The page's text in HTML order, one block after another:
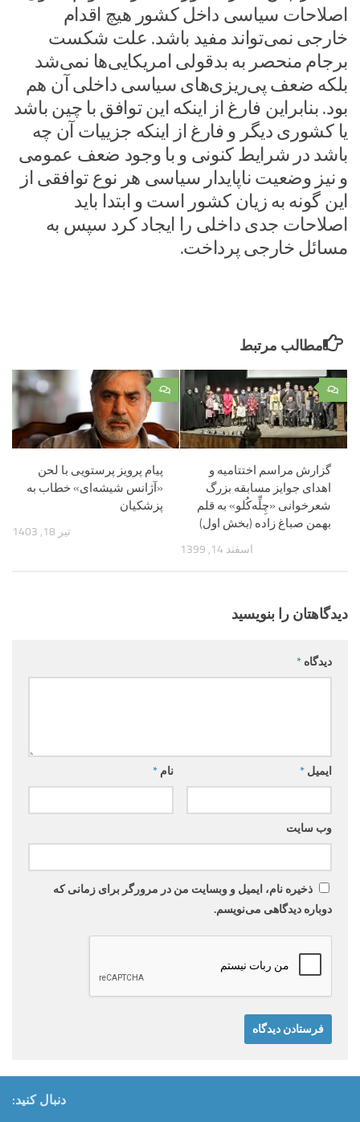
اصلاحات سیاسی داخل کشور هیچ اقدام
خارجی نمی‌تواند مفید باشد. علت شکست
برجام منحصر به بدقولی امریکایی‌ها نمی‌شد
بلکه ضعف پی‌ریزی‌های سیاسی داخلی آن هم
بود. بنابراین فارغ از اینکه این توافق با چین باشد
یا کشوری دیگر و فارغ از اینکه جزییات آن چه
باشد در شرایط کنونی و با وجود ضعف عمومی
و نیز وضعیت ناپایدار سیاسی هر نوع توافقی از
این گونه به زیان کشور است و ابتدا باید
اصلاحات جدی داخلی را ایجاد کرد سپس به
مسائل خارجی پرداخت.
مطالب مرتبط
۰
پیام پرویز پرستویی با لحن
«آژانس شیشه‌ای» خطاب به
پزشکیان
تیر 18, 1403
۰
گزارش مراسم اختتامیه‌ و
اهدای جوایز مسابقه بزرگ
شعرخوانی «چِلِّه‌کُلو» به قلم
بهمن صباغ زاده (بخش اول)
اسفند 14, 1399
دیدگاهتان را بنویسید
دیدگاه *
نام * ایمیل *
وب‌ سایت
ذخیره نام، ایمیل و وبسایت من در مرورگر برای زمانی که
دوباره دیدگاهی می‌نویسم.
دنبال کنید: